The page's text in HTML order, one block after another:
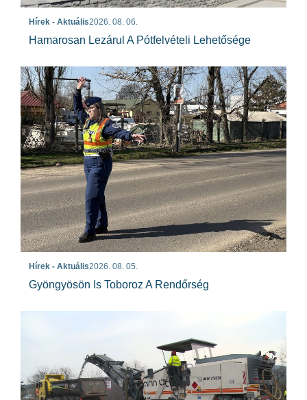
Hírek - Aktuális2026. 08. 06.
Hamarosan Lezárul A Pótfelvételi Lehetősége
Hírek - Aktuális2026. 08. 05.
Gyöngyösön Is Toboroz A Rendőrség